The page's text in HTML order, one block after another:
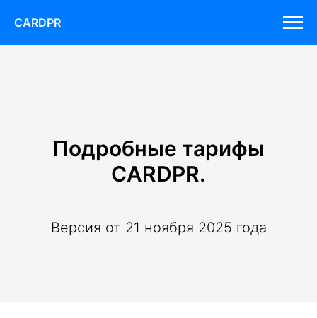
CARDPR
Подробные тарифы
CARDPR.
Версия от 21 ноября 2025 года